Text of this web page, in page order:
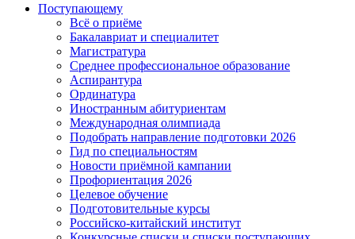
Поступающему
Всё о приёме
Бакалавриат и специалитет
Магистратура
Среднее профессиональное образование
Аспирантура
Ординатура
Иностранным абитуриентам
Международная олимпиада
Подобрать направление подготовки 2026
Гид по специальностям
Новости приёмной кампании
Профориентация 2026
Целевое обучение
Подготовительные курсы
Российско-китайский институт